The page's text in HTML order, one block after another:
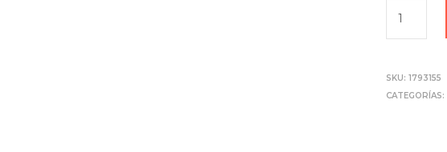
SKU:1793155
CATEGORÍAS: